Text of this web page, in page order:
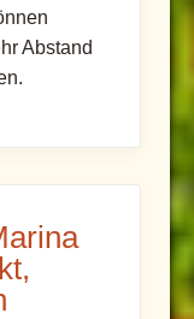
Abstand